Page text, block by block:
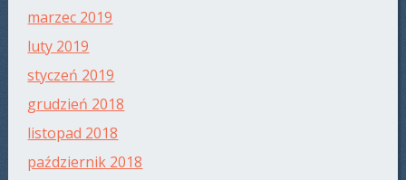
marzec 2019
luty 2019
styczeń 2019
grudzień 2018
listopad 2018
październik 2018